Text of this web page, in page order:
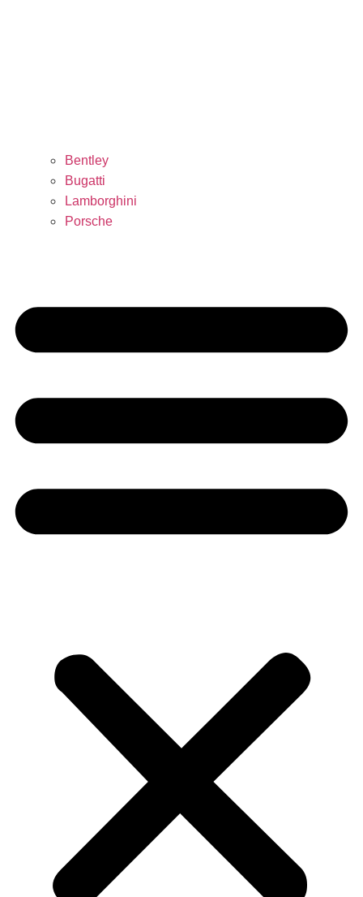
Bentley
Bugatti
Lamborghini
Porsche